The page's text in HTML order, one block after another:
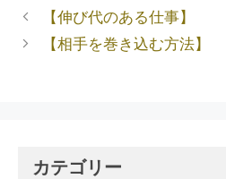
【伸び代のある仕事】
【相手を巻き込む方法】
カテゴリー